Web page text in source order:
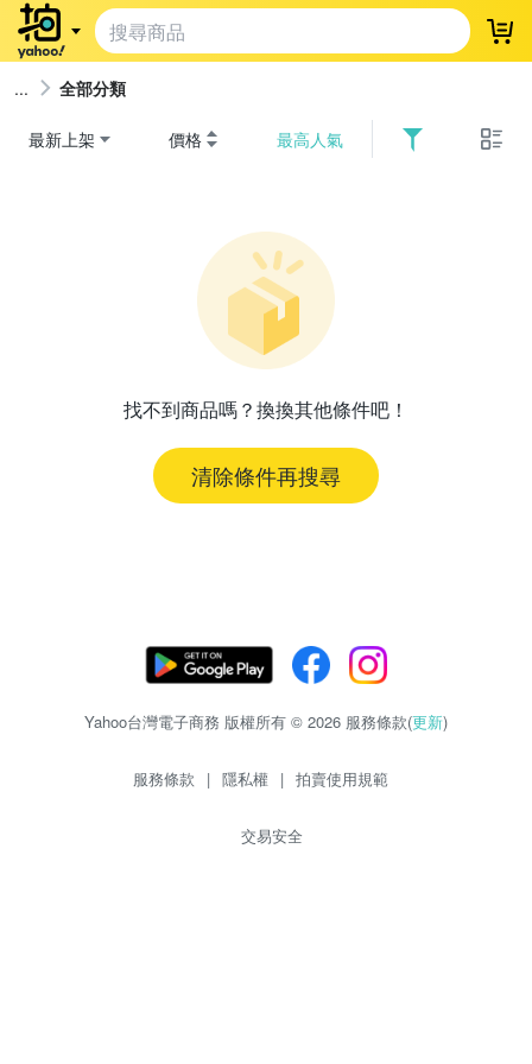
登
全部分類
最新上架 價格 最高人氣
找不到商品嗎？換換其他條件吧！
清除條件再搜尋
Yahoo台灣電子商務 版權所有 © 2026 服務條款(更新)
服務條款 | 隱私權 | 拍賣使用規範
交易安全